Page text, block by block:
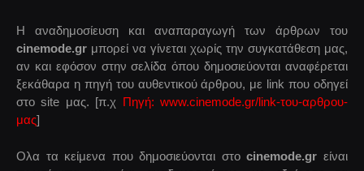
Η αναδημοσίευση και αναπαραγωγή των άρθρων του
cinemode.gr μπορεί να γίνεται χωρίς την συγκατάθεση μας,
αν και εφόσον στην σελίδα όπου δημοσιεύονται αναφέρεται
ξεκάθαρα η πηγή του αυθεντικού άρθρου, με link που οδηγεί
στο site μας. [π.χ Πηγή: www.cinemode.gr/link-του-αρθρου-
μας]
Ολα τα κείμενα που δημοσιεύονται στοcinemode.gr είναι